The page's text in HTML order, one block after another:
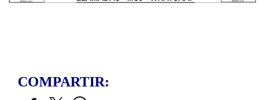
COMPARTIR: